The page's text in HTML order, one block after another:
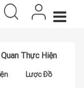
Thực Hiện
Lược Đồ